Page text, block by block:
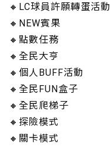
🔸LC球員許願轉蛋活動
🔸NEW賓果
🔸點數任務
🔸全民大亨
🔸個人BUFF活動
🔸全民FUN盒子
🔸全民爬梯子
🔸探險模式
🔸關卡模式